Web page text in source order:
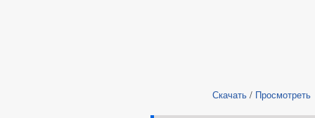
Скачать/ Просмотреть